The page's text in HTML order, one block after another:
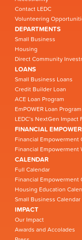
Contact LEDC
Volunteering
DEPARTMENTS
Small Business
Housing
Direct Community
LOANS
Small Business Loans
Credit Builder Loan
ACE Loan Program
EmPOWER Loan
LEDC’s NextGen
FINANCIAL
Financial Empowerment
Financial Empowerment
CALENDAR
Full Calendar
Financial Empowerment
Housing Education
Small Business Calendar
IMPACT
Our Impact
Awards and Accolades